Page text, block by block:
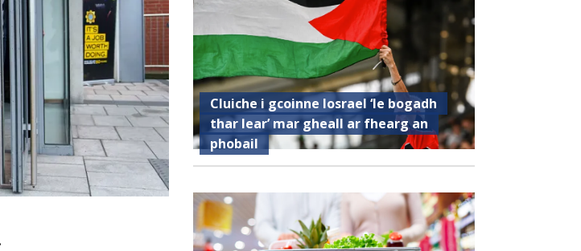
Cluiche i gcoinne Iosrael ‘le bogadh
thar lear’ mar gheall ar fhearg an
phobail